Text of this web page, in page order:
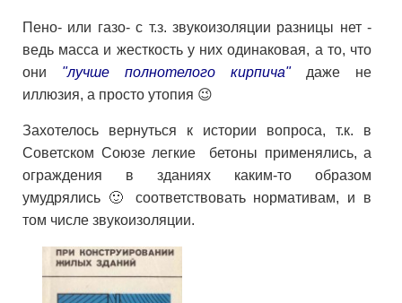
Пено- или газо- с т.з. звукоизоляции разницы нет -
ведь масса и жесткость у них одинаковая, а то, что
они "лучше полнотелого кирпича"даже не
иллюзия, а просто утопия 😉
Захотелось вернуться к истории вопроса, т.к. в
Советском Союзе легкие бетоны применялись, а
ограждения в зданиях каким-то образом
умудрялись 🙂 соответствовать нормативам, и в
том числе звукоизоляции.